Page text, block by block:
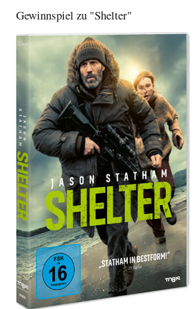
Gewinnspiel zu "Shelter"